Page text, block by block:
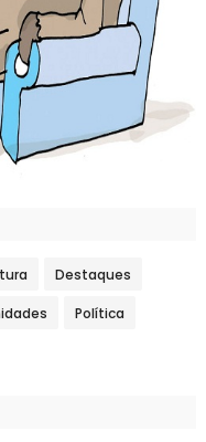
Destaques
Política